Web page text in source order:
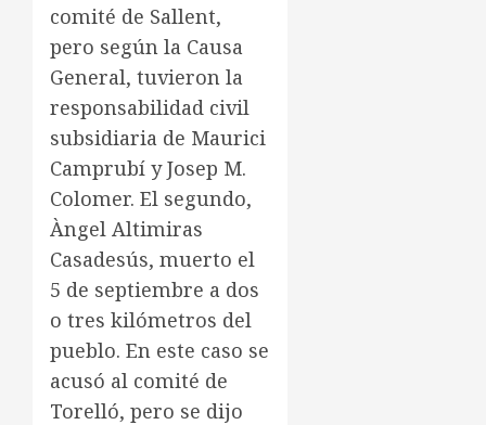
comité de Sallent,
pero según la Causa
General, tuvieron la
responsabilidad civil
subsidiaria de Maurici
Camprubí y Josep M.
Colomer. El segundo,
Àngel Altimiras
Casadesús, muerto el
5 de septiembre a dos
o tres kilómetros del
pueblo. En este caso se
acusó al comité de
Torelló, pero se dijo